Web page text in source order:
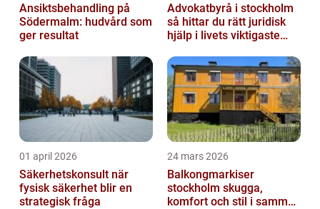
Ansiktsbehandling på
Södermalm: hudvård som
ger resultat
Advokatbyrå i stockholm
så hittar du rätt juridisk
hjälp i livets viktigaste
01 april 2026
Säkerhetskonsult när
fysisk säkerhet blir en
strategisk fråga
24 mars 2026
Balkongmarkiser
stockholm skugga,
komfort och stil i samma